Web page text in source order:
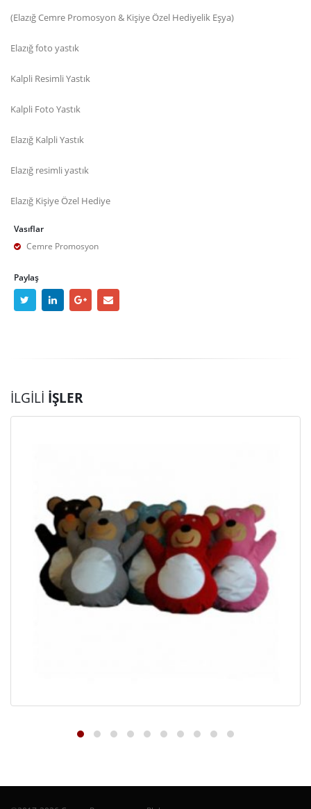
(Elazığ Cemre Promosyon & Kişiye Özel Hediyelik Eşya)
Elazığ foto yastık
Kalpli Resimli Yastık
Kalpli Foto Yastık
Elazığ Kalpli Yastık
Elazığ resimli yastık
Elazığ Kişiye Özel Hediye
Vasıflar
Cemre Promosyon
Paylaş
İLGILI İŞLER